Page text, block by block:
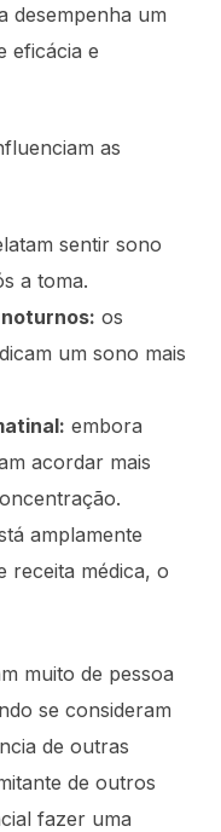
desempenha um
eficácia e
as
sentir sono
a toma.
os
um sono mais
embora
acordar mais
amplamente
receita médica, o
muito de pessoa
se consideram
de outras
de outros
fazer uma